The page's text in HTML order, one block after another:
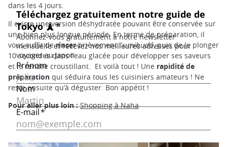
dans les 4 jours.
Il existe une version déshydratée pouvant être conservée sur
une bien plus longue période. En terme de préparation, il
vous suffit derincerbrièvement l’umibudô, puis de le plonger
10 secondes dans l’eau glacée pour développer ses saveurs
et le rendre croustillant. Et voilà tout ! Une rapidité de
préparation qui séduira tous les cuisiniers amateurs ! Ne
reste ensuite qu’à déguster. Bon appétit !
Pour aller plus loin : Shopping à Naha